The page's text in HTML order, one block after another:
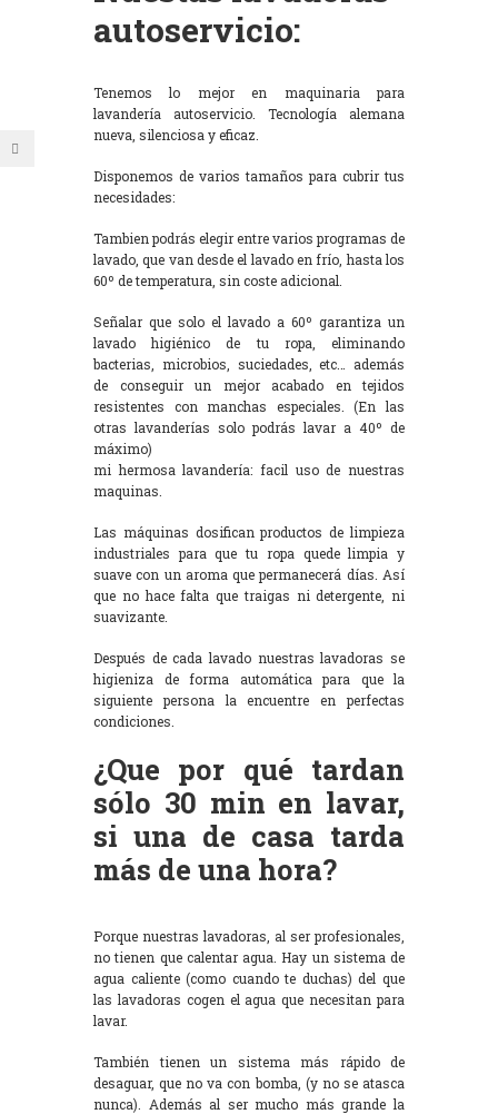
autoservicio:
Tenemos lo mejor en maquinaria para
lavandería autoservicio. Tecnología alemana
nueva, silenciosa y eficaz.
Disponemos de varios tamaños para cubrir tus
necesidades:
Tambien podrás elegir entre varios programas de
lavado, que van desde el lavado en frío, hasta los
60º de temperatura, sin coste adicional.
Señalar que solo el lavado a 60º garantiza un
lavado higiénico de tu ropa, eliminando
bacterias, microbios, suciedades, etc… además
de conseguir un mejor acabado en tejidos
resistentes con manchas especiales. (En las
otras lavanderías solo podrás lavar a 40º de
máximo)
mi hermosa lavandería: facil uso de nuestras
maquinas.
Las máquinas dosifican productos de limpieza
industriales para que tu ropa quede limpia y
suave con un aroma que permanecerá días. Así
que no hace falta que traigas ni detergente, ni
suavizante.
Después de cada lavado nuestras lavadoras se
higieniza de forma automática para que la
siguiente persona la encuentre en perfectas
condiciones.
¿Que por qué tardan
sólo 30 min en lavar,
si una de casa tarda
más de una hora?
Porque nuestras lavadoras, al ser profesionales,
no tienen que calentar agua. Hay un sistema de
agua caliente (como cuando te duchas) del que
las lavadoras cogen el agua que necesitan para
lavar.
También tienen un sistema más rápido de
desaguar, que no va con bomba, (y no se atasca
nunca). Además al ser mucho más grande la